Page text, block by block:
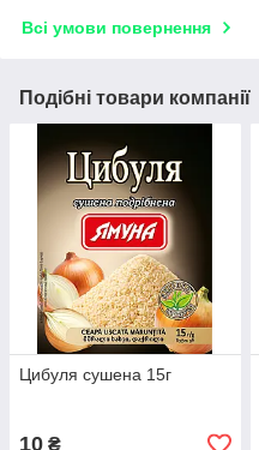
Всі умови повернення
Подібні товари компанії
Цибуля сушена 15г
10 ₴